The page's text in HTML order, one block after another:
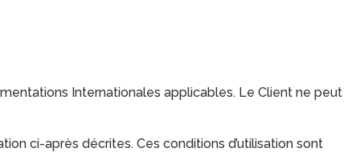
Internationales applicables. Le Client ne peut
ci-après décrites. Ces conditions d’utilisation sont